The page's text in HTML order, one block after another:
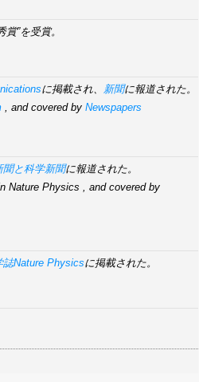
”を受賞。
に掲載され、 新聞に報道された。
, and covered by Newspapers
聞と科学新聞に報道された。
Nature Physics , and covered by
誌Nature Physicsに掲載された。